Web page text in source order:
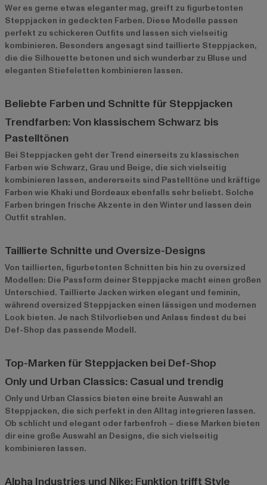
Wer es gerne etwas eleganter mag, greift zu figurbetonten
Steppjacken in gedeckten Farben. Diese Modelle passen
perfekt zu schickeren Outfits und lassen sich vielseitig
kombinieren. Besonders angesagt sind taillierte Steppjacken,
die die Silhouette betonen und sich wunderbar zu Bluse und
eleganten Stiefeletten kombinieren lassen.
Beliebte Farben und Schnitte für Steppjacken
Trendfarben: Von klassischem Schwarz bis
Pastelltönen
Bei Steppjacken geht der Trend einerseits zu klassischen
Farben wie Schwarz, Grau und Beige, die sich vielseitig
kombinieren lassen, andererseits sind Pastelltöne und kräftige
Farben wie Khaki und Bordeaux ebenfalls sehr beliebt. Solche
Farben bringen frische Akzente in den Winter und lassen dein
Outfit strahlen.
Taillierte Schnitte und Oversize-Designs
Von taillierten, figurbetonten Schnitten bis hin zu oversized
Modellen: Die Passform deiner Steppjacke macht einen großen
Unterschied. Taillierte Jacken wirken elegant und feminin,
während oversized Steppjacken einen lässigen und modernen
Look bieten. Je nach Stilvorlieben und Anlass findest du bei
Def-Shop das passende Modell.
Top-Marken für Steppjacken bei Def-Shop
Only und Urban Classics: Casual und trendig
Only und Urban Classics bieten eine breite Auswahl an
Steppjacken, die sich perfekt in den Alltag integrieren lassen.
Ob schlicht und elegant oder farbenfroh – diese Marken bieten
dir eine große Auswahl an Designs, die sich vielseitig
kombinieren lassen.
Alpha Industries und Nike: Funktion trifft Style